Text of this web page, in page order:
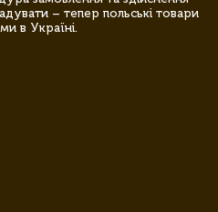
– тепер польські товари
в Україні.